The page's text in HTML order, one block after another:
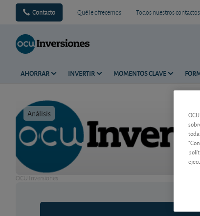
Contacto Qué le ofrecemos Todos nuestros contactos
AHORRAR INVERTIR MOMENTOS CLAVE
Análisis
OCU Inversiones